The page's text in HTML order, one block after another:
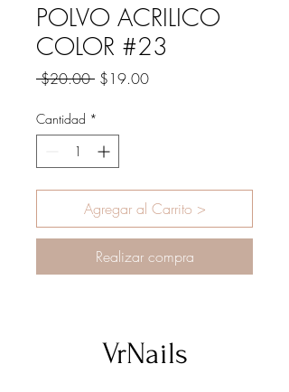
POLVO ACRILICO
COLOR #23
$20.00 Precio
$19.00Precio
Cantidad *
Agregar al Carrito >
Realizar compra
VrNails